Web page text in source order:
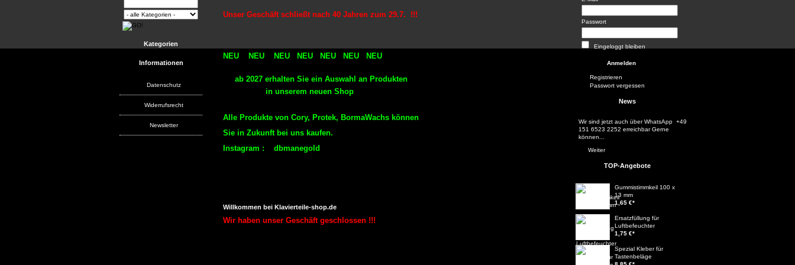
Kategorien
Informationen
Datenschutz
Widerrufsrecht
Newsletter
Passwort
Eingeloggt bleiben
Registrieren
Passwort vergessen
News
Wir sind jetzt auch über WhatsApp +49
151 6523 2252 erreichbar Gerne
können...
Weiter
TOP-Angebote
Gummistimmkeil 100 x
13 mm
1,65 €*
Ersatzfüllung für
Luftbefeuchter
1,75 €*
Spezial Kleber für
Tastenbeläge
Unser Geschäft schließt nach 40 Jahren zum 29.7. !!!
NEU NEU NEU NEU NEU NEU NEU
ab 2027 erhalten Sie ein Auswahl an Produkten
in unserem neuen Shop
Alle Produkte von Cory, Protek, BormaWachs können
Sie in Zukunft bei uns kaufen.
Instagram : dbmanegold
Willkommen bei Klavierteile-shop.de
Wir haben unser Geschäft geschlossen !!!